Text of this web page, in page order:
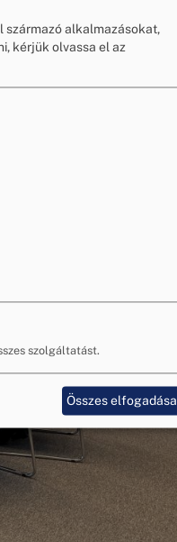
származó alkalmazásokat,
kérjük olvassa el az
szolgáltatást.
Összes elfogadása